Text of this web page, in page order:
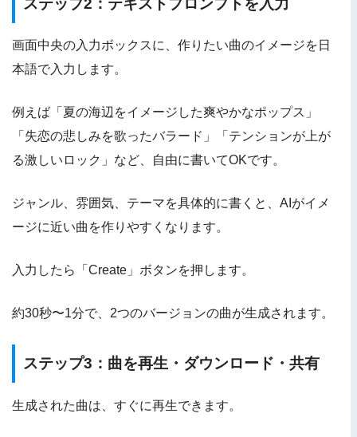
ステップ2：テキストプロンプトを入力
画面中央の入力ボックスに、作りたい曲のイメージを日
本語で入力します。
例えば「夏の海辺をイメージした爽やかなポップス」
「失恋の悲しみを歌ったバラード」「テンションが上が
る激しいロック」など、自由に書いてOKです。
ジャンル、雰囲気、テーマを具体的に書くと、AIがイメ
ージに近い曲を作りやすくなります。
入力したら「Create」ボタンを押します。
約30秒〜1分で、2つのバージョンの曲が生成されます。
ステップ3：曲を再生・ダウンロード・共有
生成された曲は、すぐに再生できます。